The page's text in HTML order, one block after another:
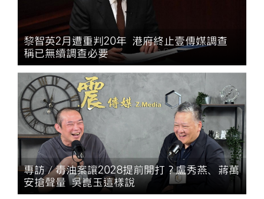
黎智英2月遭重判20年 港府終止壹傳媒調查
稱已無續調查必要
專訪／毒油案讓2028提前開打？盧秀燕、蔣萬
安搶聲量 吳崑玉這樣說